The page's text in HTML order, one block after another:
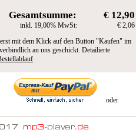
Gesamtsumme: € 12,90
inkl. 19,00% MwSt:
€ 2,06
mit dem Klick auf den Button "Kaufen" im
an uns geschickt. Detailierte
oder